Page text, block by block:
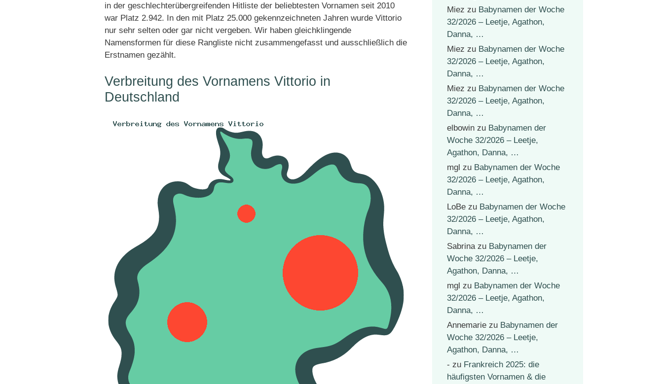
in der geschlechterübergreifenden Hitliste der beliebtesten Vornamen seit 2010
war Platz 2.942. In den mit Platz 25.000 gekennzeichneten Jahren wurde Vittorio
nur sehr selten oder gar nicht vergeben. Wir haben gleichklingende
Namensformen für diese Rangliste nicht zusammengefasst und ausschließlich die
Erstnamen gezählt.
Verbreitung des Vornamens Vittorio in
Deutschland
Miez zu Babynamen der Woche
32/2026 – Leetje, Agathon,
Danna, …
Miez zu Babynamen der Woche
32/2026 – Leetje, Agathon,
Danna, …
Miez zu Babynamen der Woche
32/2026 – Leetje, Agathon,
Danna, …
elbowin zu Babynamen der
Woche 32/2026 – Leetje,
Agathon, Danna, …
mgl zu Babynamen der Woche
32/2026 – Leetje, Agathon,
Danna, …
LoBe zu Babynamen der Woche
32/2026 – Leetje, Agathon,
Danna, …
Sabrinazu Babynamen der
Woche 32/2026 – Leetje,
Agathon, Danna, …
mgl zu Babynamen der Woche
32/2026 – Leetje, Agathon,
Danna, …
Annemarie zu Babynamen der
Woche 32/2026 – Leetje,
Agathon, Danna, …
- zu Frankreich 2025: die
häufigsten Vornamen & die